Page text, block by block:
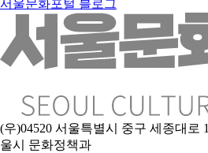
서울문화포털 블로그
(우)04520 서울특별시 중구 세종대로
울시 문화정책과